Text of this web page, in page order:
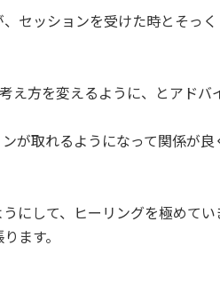
セッションを受けた時とそっく
え方を変えるように、とアドバ
が取れるようになって関係が良
にして、ヒーリングを極めてい
ます。